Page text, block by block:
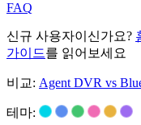
FAQ
신규 사용자이신가요?
가이드를 읽어보세요
비교: Agent DVR vs
테마: